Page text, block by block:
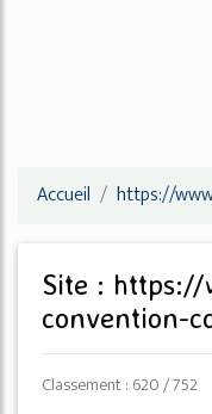
Accueil https://
Site : https://www.centre-
convention-
Classement : 620 / 752